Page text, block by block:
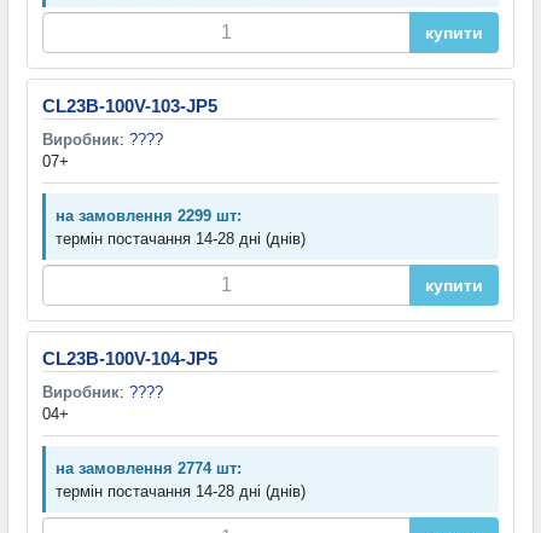
купити
CL23B-100V-103-JP5
Виробник: ????
07+
на замовлення 2299 шт:
термін постачання 14-28 дні (днів)
купити
CL23B-100V-104-JP5
Виробник: ????
04+
на замовлення 2774 шт:
термін постачання 14-28 дні (днів)